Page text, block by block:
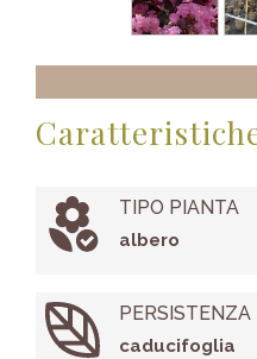
TIPO PIANTA
albero
caducifoglia